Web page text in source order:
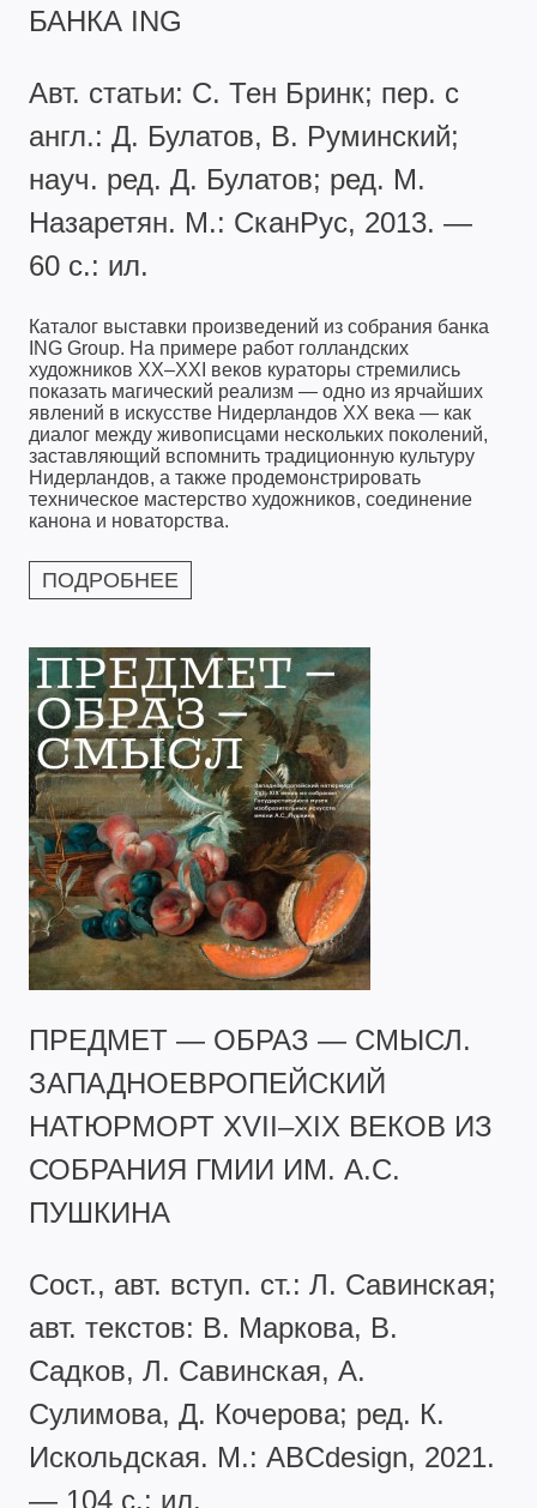
БАНКА ING
Авт. статьи: C. Тен Бринк; пер. с
англ.: Д. Булатов, В. Руминский;
науч. ред. Д. Булатов; ред. М.
Назаретян. М.: СканРус, 2013. —
60 с.: ил.
Каталог выставки произведений из собрания банка
ING Group. На примере работ голландских
художников XX–XXI веков кураторы стремились
показать магический реализм — одно из ярчайших
явлений в искусстве Нидерландов XX века — как
диалог между живописцами нескольких поколений,
заставляющий вспомнить традиционную культуру
Нидерландов, а также продемонстрировать
техническое мастерство художников, соединение
канона и новаторства.
ПОДРОБНЕЕ
ПРЕДМЕТ — ОБРАЗ — СМЫСЛ.
ЗАПАДНОЕВРОПЕЙСКИЙ
НАТЮРМОРТ XVII–XIX ВЕКОВ ИЗ
СОБРАНИЯ ГМИИ ИМ. А.С.
ПУШКИНА
Сост., авт. вступ. ст.: Л. Савинская;
авт. текстов: В. Маркова, В.
Садков, Л. Савинская, А.
Сулимова, Д. Кочерова; ред. К.
Искольдская. М.: ABCdesign, 2021.
— 104 с.: ил.